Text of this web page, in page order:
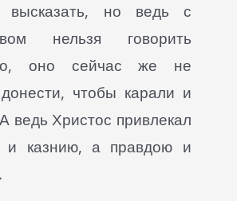
но ведь с
нельзя говорить
оно сейчас же не
чтобы карали и
ведь Христос привлекал
и казнию, а правдою и